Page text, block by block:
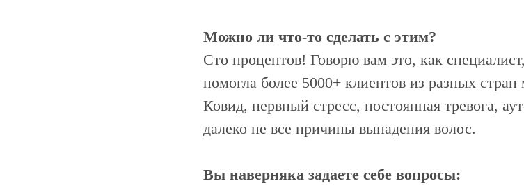
Можно ли что-то сделать с этим?
Сто процентов! Говорю вам это, как
помогла более 5000+ клиентов из разных стран
Ковид, нервный стресс, постоянная тревога,
далеко не все причины выпадения волос.
Вы наверняка задаете себе вопросы: